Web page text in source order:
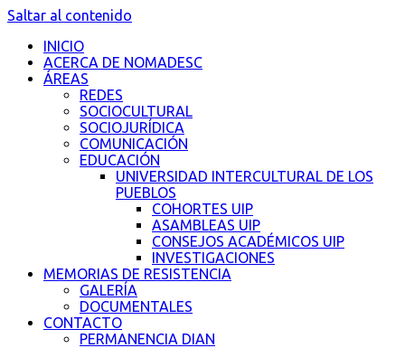
Saltar al contenido
INICIO
ACERCA DE NOMADESC
ÁREAS
REDES
SOCIOCULTURAL
SOCIOJURÍDICA
COMUNICACIÓN
EDUCACIÓN
UNIVERSIDAD INTERCULTURAL DE LOS
PUEBLOS
COHORTES UIP
ASAMBLEAS UIP
CONSEJOS ACADÉMICOS UIP
INVESTIGACIONES
MEMORIAS DE RESISTENCIA
GALERÍA
DOCUMENTALES
CONTACTO
PERMANENCIA DIAN